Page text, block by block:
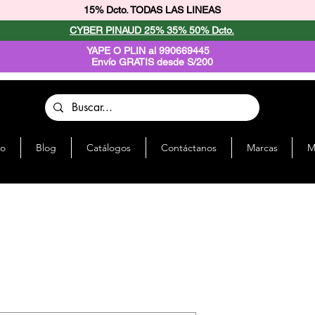
15% Dcto. TODAS LAS LINEAS
CYBER PINAUD 25% 35% 50% Dcto.
YAPE O PLIN al 990669445
Envío GRATIS desde S/200
Blog Catálogos Contáctanos Marcas